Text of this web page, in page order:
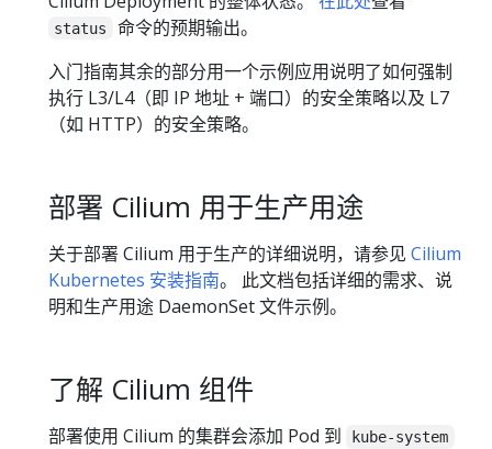
status
命令的预期输出。
入门指南其余的部分用一个示例应用说明了如何强制
执行 L3/L4（即 IP 地址 + 端口）的安全策略以及 L7
（如 HTTP）的安全策略。
部署 Cilium 用于生产用途
关于部署 Cilium 用于生产的详细说明，请参见 Cilium
Kubernetes 安装指南。 此文档包括详细的需求、说
明和生产用途 DaemonSet 文件示例。
了解 Cilium 组件
部署使用 Cilium 的集群会添加 Pod 到 kube-system